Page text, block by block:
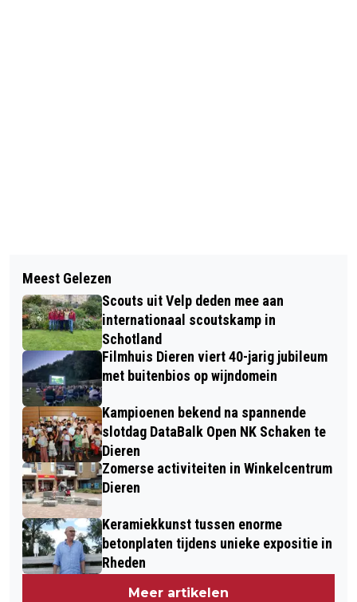
PAK ROZENDAAL MIST URGENTIE EN
ZORGVULDIGHEID IN
COALITIEAKKOORD
ANJA FREDERIKS-WESSELINK
BENOEMD TOT RIDDER IN DE ORDE
VAN ORANJE-NASSAU
Meest Gelezen
Scouts uit Velp deden mee aan
internationaal scoutskamp in
Schotland
Filmhuis Dieren viert 40-jarig jubileum
met buitenbios op wijndomein
Kampioenen bekend na spannende
slotdag DataBalk Open NK Schaken te
Dieren
Zomerse activiteiten in Winkelcentrum
Dieren
Keramiekkunst tussen enorme
betonplaten tijdens unieke expositie in
Rheden
Meer artikelen